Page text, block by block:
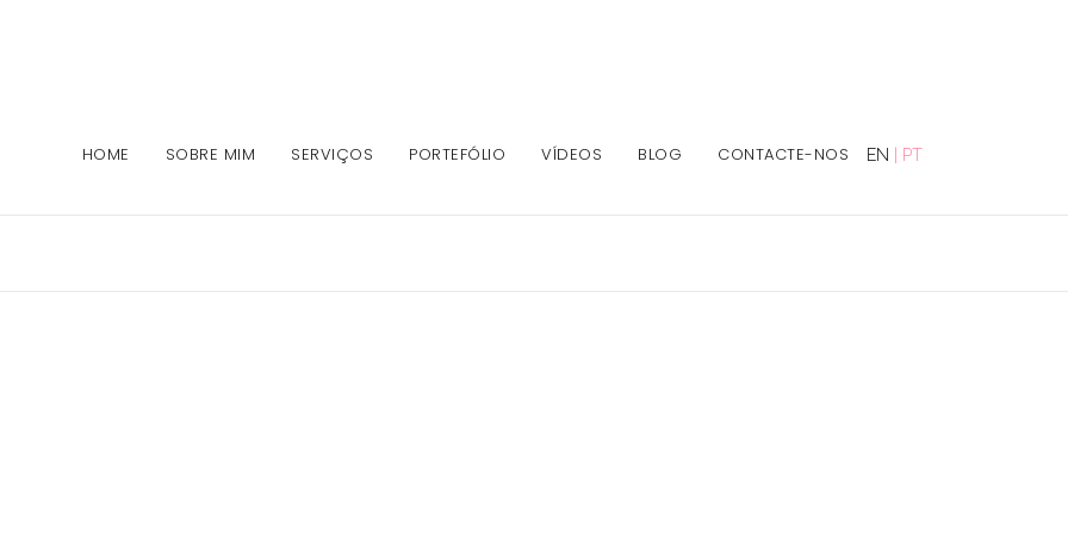
HOME SOBRE MIM SERVIÇOS PORTEFÓLIO VÍDEOS BLOG CONTACTE-NOS EN | PT